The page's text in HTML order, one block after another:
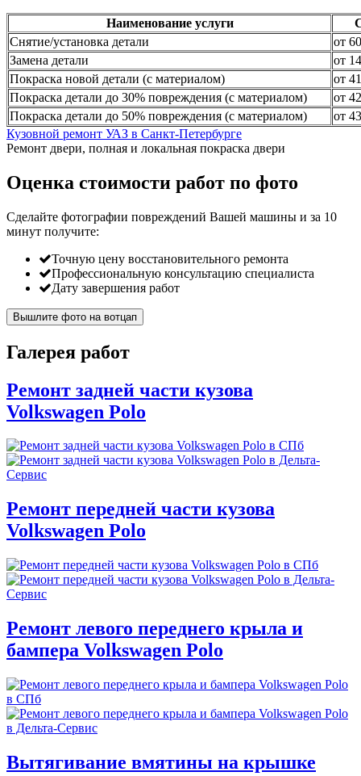
Наименование услуги
Снятие/установка детали
от
Замена детали
от
Покраска новой детали (с материалом)
от
Покраска детали до 30% повреждения (с материалом)
от
Покраска детали до 50% повреждения (с материалом)
от
Кузовной ремонт УАЗ в Санкт-Петербурге
Ремонт двери, полная и локальная покраска двери
Оценка стоимости работ по фото
Сделайте фотографии повреждений Вашей машины и за 10
минут получите:
Точную цену восстановительного ремонта
Профессиональную консультацию специалиста
Дату завершения работ
Вышлите фото на вотцап
Галерея работ
Ремонт задней части кузова
Volkswagen Polo
Ремонт передней части кузова
Volkswagen Polo
Ремонт левого переднего крыла и
бампера Volkswagen Polo
Вытягивание вмятины на крышке